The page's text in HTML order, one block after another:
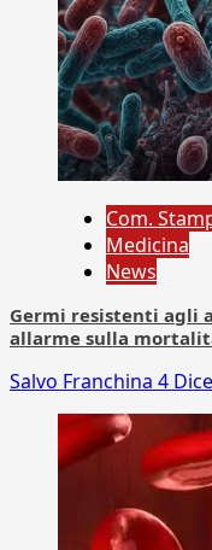
Com.
Medicina
News
Germi resistenti agli
allarme sulla
Salvo Franchina 4